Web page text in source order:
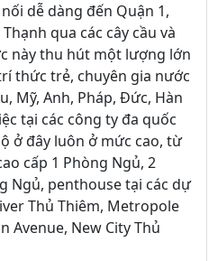
dễ dàng đến Quận 1,
qua các cây cầu và
này thu hút một lượng lớn
thức trẻ, chuyên gia nước
Mỹ, Anh, Pháp, Đức, Hàn
tại các công ty đa quốc
ở đây luôn ở mức cao, từ
cấp 1 Phòng Ngủ, 2
Ngủ, penthouse tại các dự
Thủ Thiêm, Metropole
Avenue, New City Thủ